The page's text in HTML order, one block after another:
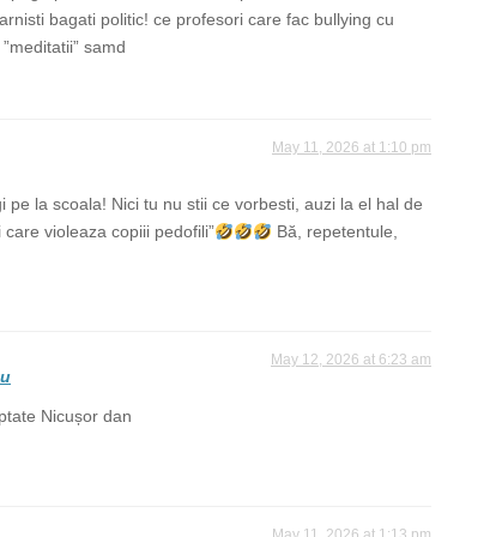
bagati politic! ce profesori care fac bullying cu
samd
May 11, 2026 at 1:10 pm
pe la scoala! Nici tu nu stii ce vorbesti, auzi la el hal de
violeaza copiii pedofili”
Bă, repetentule,
May 12, 2026 at 6:23 am
Nicușor dan